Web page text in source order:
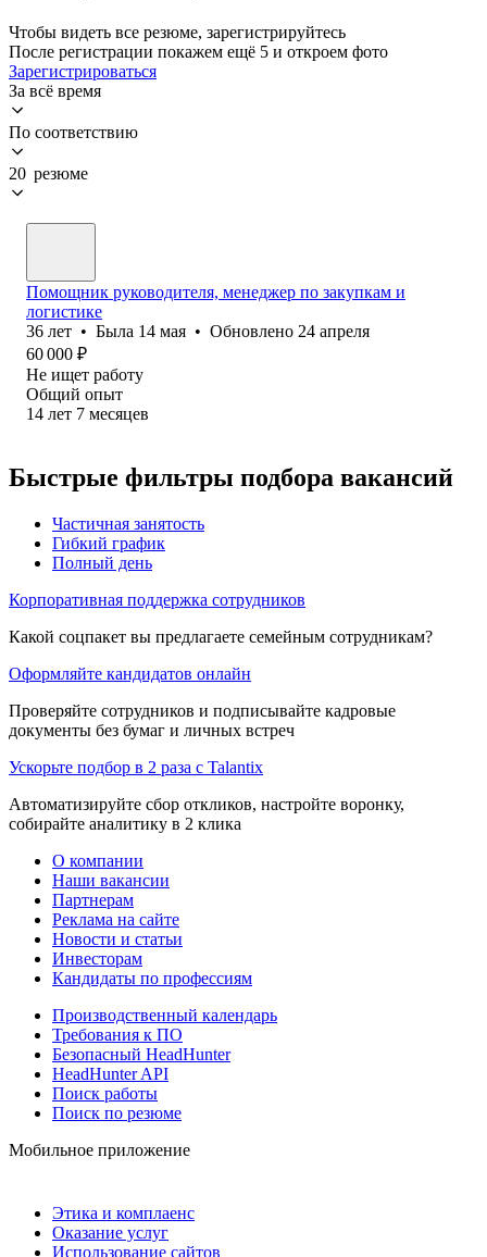
Чтобы видеть все резюме, зарегистрируйтесь
После регистрации покажем ещё 5 и откроем фото
Зарегистрироваться
За всё время
По соответствию
20 резюме
Помощник руководителя, менеджер по закупкам и
логистике
36 лет • Была 14 мая • Обновлено 24 апреля
60 000 ₽
Не ищет работу
Общий опыт
14 лет 7 месяцев
Быстрые фильтры подбора вакансий
Частичная занятость
Гибкий график
Полный день
Корпоративная поддержка сотрудников
Какой соцпакет вы предлагаете семейным сотрудникам?
Оформляйте кандидатов онлайн
Проверяйте сотрудников и подписывайте кадровые
документы без бумаг и личных встреч
Ускорьте подбор в 2 раза с Talantix
Автоматизируйте сбор откликов, настройте воронку,
собирайте аналитику в 2 клика
О компании
Наши вакансии
Партнерам
Реклама на сайте
Новости и статьи
Инвесторам
Кандидаты по профессиям
Производственный календарь
Требования к ПО
Безопасный HeadHunter
HeadHunter API
Поиск работы
Поиск по резюме
Мобильное приложение
Этика и комплаенс
Оказание услуг
Использование сайтов